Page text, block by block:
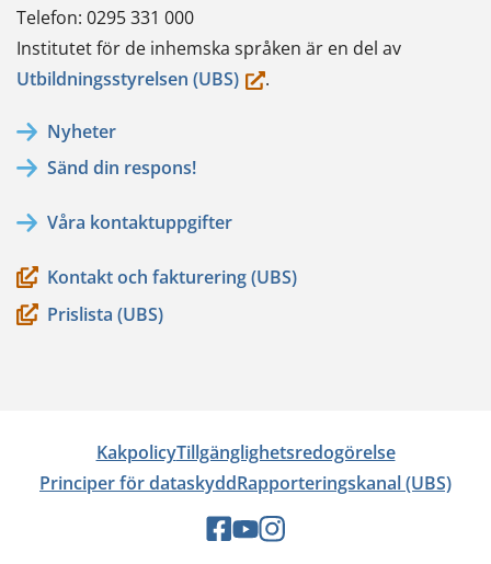
Telefon: 0295 331 000
Institutet för de inhemska språken är en del av
Utbildningsstyrelsen (UBS)(du.
Nyheter
Sänd din respons!
Våra kontaktuppgifter
Kontakt och fakturering (UBS)
Prislista (UBS)
KakpolicyTillgänglighetsredogörelse
Principer för dataskyddRapporteringskanal (UBS)
Sociala
Sociala
Sociala